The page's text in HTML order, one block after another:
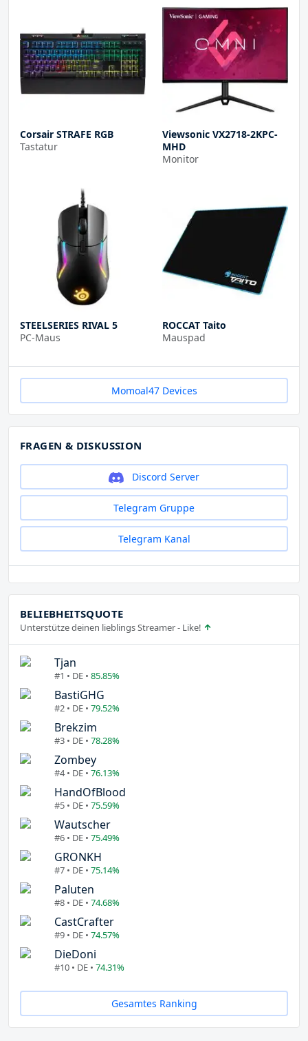
Corsair STRAFE RGB
Tastatur
Viewsonic VX2718-2KPC-
MHD
Monitor
STEELSERIES RIVAL 5
PC-Maus
ROCCAT Taito
Mauspad
Momoal47 Devices
FRAGEN & DISKUSSION
Discord Server
Telegram Gruppe
Telegram Kanal
BELIEBHEITSQUOTE
Unterstütze deinen lieblings Streamer - Like!
Tjan
#1 • DE • 85.85%
BastiGHG
#2 • DE • 79.52%
Brekzim
#3 • DE • 78.28%
Zombey
#4 • DE • 76.13%
HandOfBlood
#5 • DE • 75.59%
Wautscher
#6 • DE • 75.49%
GRONKH
#7 • DE • 75.14%
Paluten
#8 • DE • 74.68%
CastCrafter
#9 • DE • 74.57%
DieDoni
#10 • DE • 74.31%
Gesamtes Ranking